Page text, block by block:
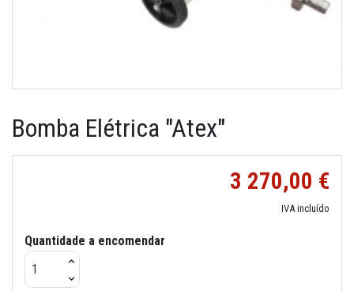
Bomba Elétrica "Atex"
3 270,00 €
IVA incluído
Quantidade a encomendar